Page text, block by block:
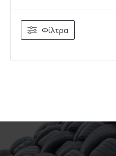
Φίλτρα